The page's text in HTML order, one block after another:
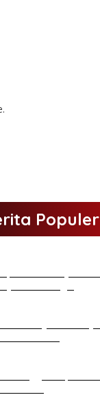
Populer